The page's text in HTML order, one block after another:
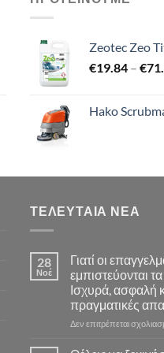
Zeotec Zeo
€19.84 – €
Hako
ΤΕΛΕΥΤΑΊΑ ΝΈΑ
28
Νοέ
Γιατί οι
εμπιστεύονται
Ισχυρά, ασφαλή
πραγματικές
Δεν επιτρέπεται